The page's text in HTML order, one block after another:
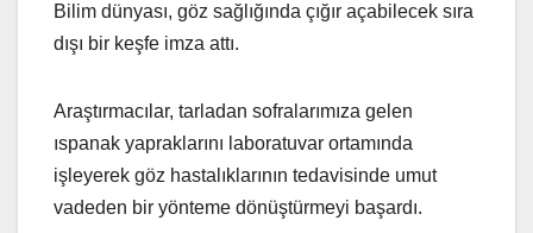
Bilim dünyası, göz sağlığında çığır açabilecek sıra
dışı bir keşfe imza attı.
Araştırmacılar, tarladan sofralarımıza gelen
ıspanak yapraklarını laboratuvar ortamında
işleyerek göz hastalıklarının tedavisinde umut
vadeden bir yönteme dönüştürmeyi başardı.